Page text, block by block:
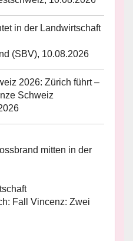
in der Landwirtschaft
(SBV), 10.08.2026
2026: Zürich führt –
Schweiz
mitten in der
Fall Vincenz: Zwei